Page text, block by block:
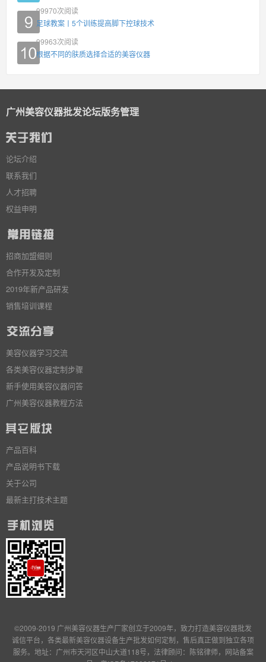
99970次阅读
足球教案丨5个训练提高脚下控球技术
99963次阅读
根据不同的肤质选择合适的美容仪器
广州美容仪器批发论坛版务管理
论坛介绍
联系我们
人才招聘
权益申明
招商加盟细则
合作开发及定制
2019年新产品研发
销售培训课程
美容仪器学习交流
各类美容仪器定制步骤
新手使用美容仪器问答
广州美容仪器教程方法
产品百科
产品说明书下载
关于公司
最新主打技术主题
©2009-2019 广州美容仪器生产厂家创立于2009年，致力打造美容仪器批发
诚信平台，各类最新美容仪器设备生产批发如何定制，售后真正做到独立各项
服务。地址：广州市天河区中山大道118号，法律顾问：陈铭律师，网站备案